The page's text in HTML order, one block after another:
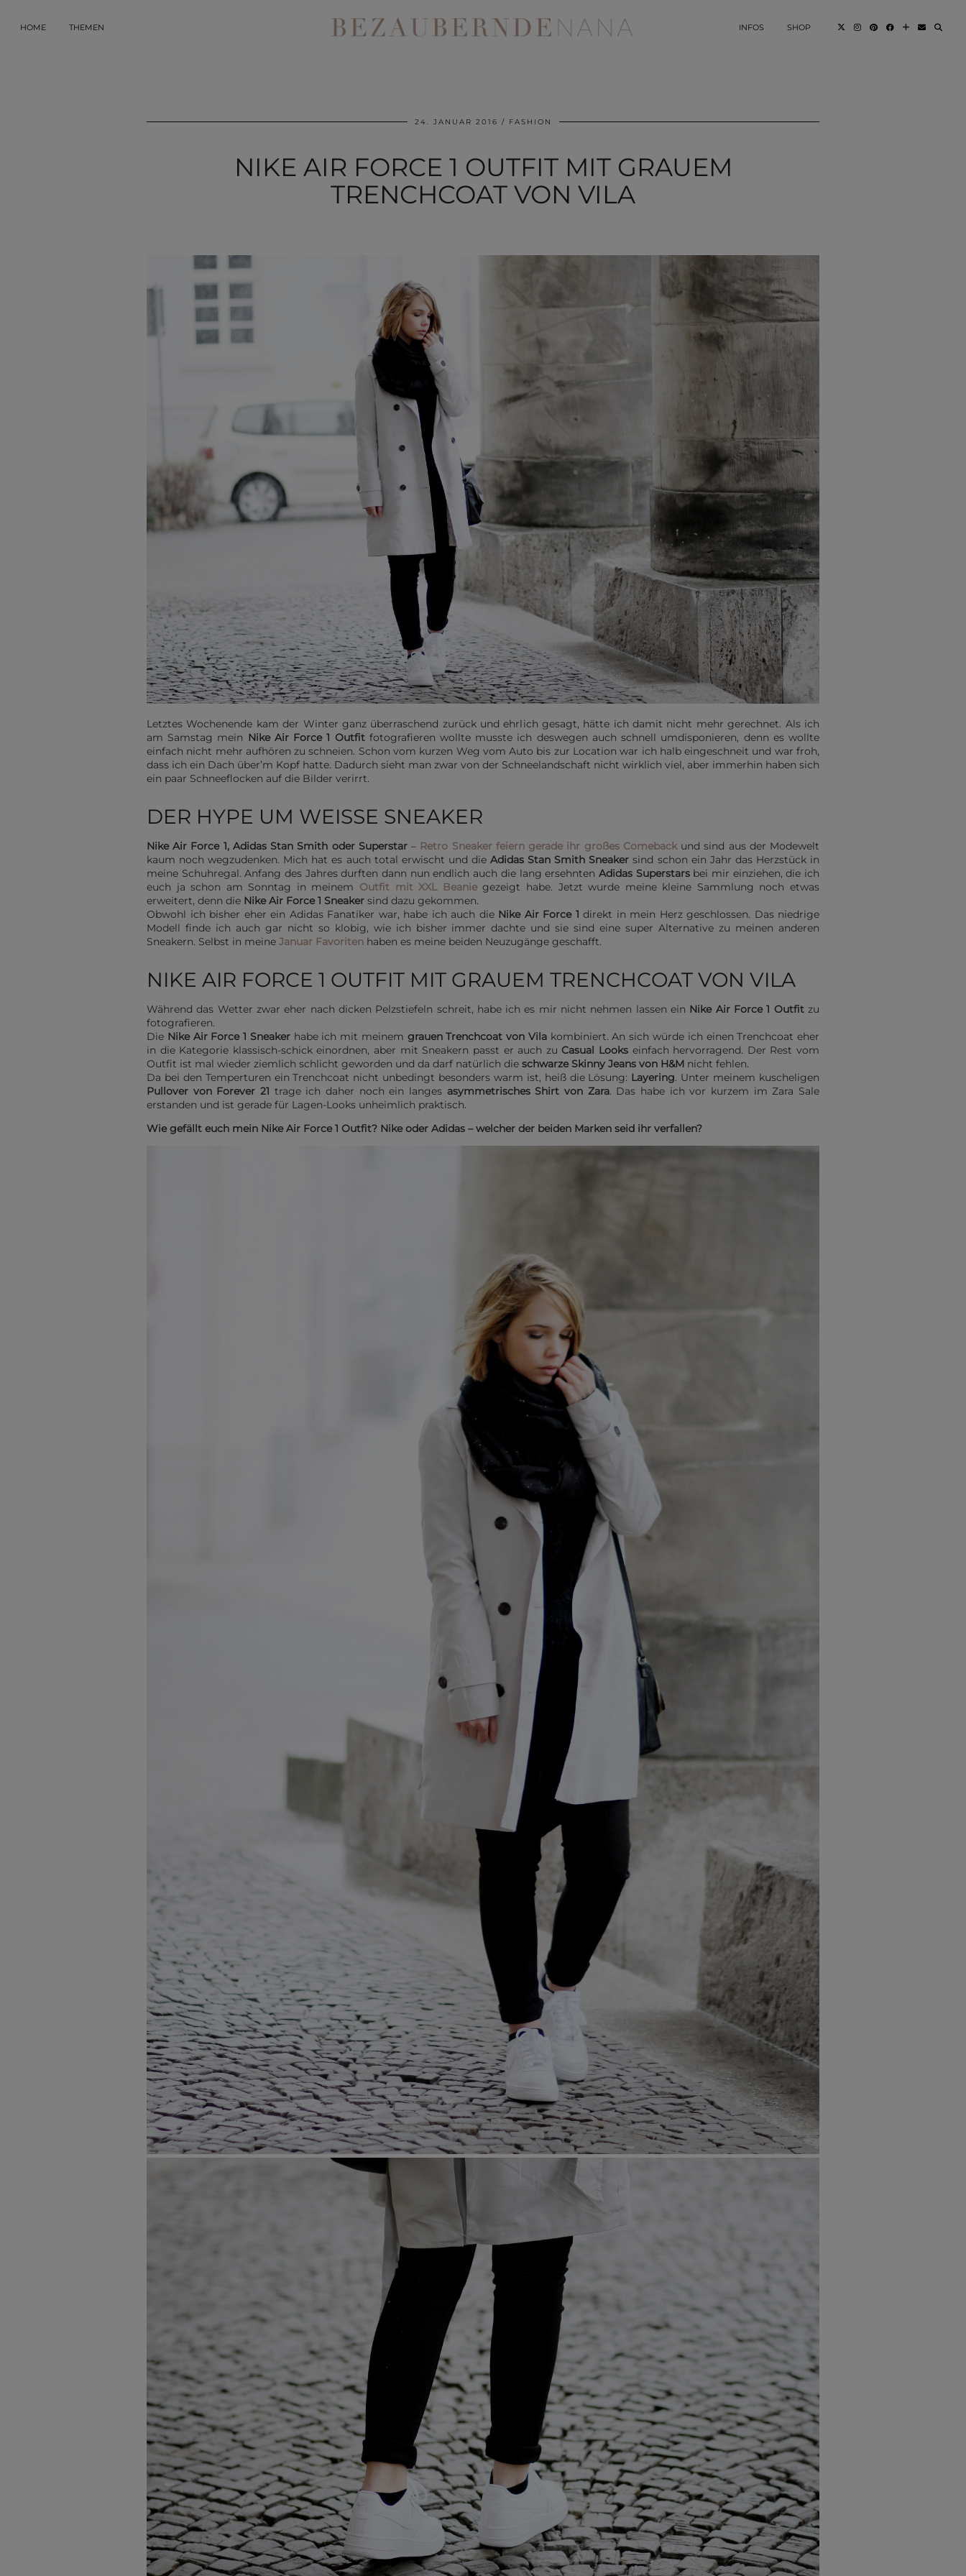
HOME THEMEN INFOS SHOP
24. JANUAR 2016 FASHION
NIKE AIR FORCE 1 OUTFIT MIT GRAUEM
TRENCHCOAT VON VILA
Letztes Wochenende kam der Winter ganz überraschend zurück und ehrlich gesagt, hätte ich damit nicht mehr gerechnet. Als ich
am Samstag mein Nike Air Force 1 Outfitfotografieren wollte musste ich deswegen auch schnell umdisponieren, denn es wollte
einfach nicht mehr aufhören zu schneien. Schon vom kurzen Weg vom Auto bis zur Location war ich halb eingeschneit und war froh,
dass ich ein Dach über’m Kopf hatte. Dadurch sieht man zwar von der Schneelandschaft nicht wirklich viel, aber immerhin haben sich
ein paar Schneeflocken auf die Bilder verirrt.
DER HYPE UM WEISSE SNEAKER
Nike Air Force 1, Adidas Stan Smith oder Superstar– Retro Sneaker feiern gerade ihr großes Comebackund sind aus der Modewelt
kaum noch wegzudenken. Mich hat es auch total erwischt und dieAdidas Stan Smith Sneaker sind schon ein Jahr das Herzstück in
meine Schuhregal. Anfang des Jahres durften dann nun endlich auch die lang ersehnten Adidas Superstarsbei mir einziehen, die ich
euch ja schon am Sonntag in meinem Outfit mit XXL Beaniegezeigt habe. Jetzt wurde meine kleine Sammlung noch etwas
erweitert, denn die Nike Air Force 1 Sneaker sind dazu gekommen.
Obwohl ich bisher eher ein Adidas Fanatiker war, habe ich auch die Nike Air Force 1 direkt in mein Herz geschlossen. Das niedrige
Modell finde ich auch gar nicht so klobig, wie ich bisher immer dachte und sie sind eine super Alternative zu meinen anderen
Sneakern. Selbst in meine Januar Favoriten haben es meine beiden Neuzugänge geschafft.
NIKE AIR FORCE 1 OUTFIT MIT GRAUEM TRENCHCOAT VON VILA
Während das Wetter zwar eher nach dicken Pelzstiefeln schreit, habe ich es mir nicht nehmen lassen ein Nike Air Force 1 Outfitzu
fotografieren.
Die Nike Air Force 1 Sneakerhabe ich mit meinem grauen Trenchcoat von Vilakombiniert. An sich würde ich einen Trenchcoat eher
in die Kategorie klassisch-schick einordnen, aber mit Sneakern passt er auch zuCasual Lookseinfach hervorragend. Der Rest vom
Outfit ist mal wieder ziemlich schlicht geworden und da darf natürlich die schwarze Skinny Jeans von H&M nicht fehlen.
Da bei den Temperturen ein Trenchcoat nicht unbedingt besonders warm ist, heiß die Lösung: Layering. Unter meinem kuscheligen
Pullover von Forever 21 trage ich daher noch ein langes asymmetrisches Shirt von Zara. Das habe ich vor kurzem im Zara Sale
erstanden und ist gerade für Lagen-Looks unheimlich praktisch.
Wie gefällt euch mein Nike Air Force 1 Outfit? Nike oder Adidas – welcher der beiden Marken seid ihr verfallen?